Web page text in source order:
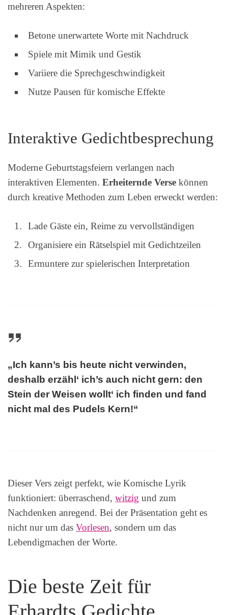
mehreren Aspekten:
Betone unerwartete Worte mit Nachdruck
Spiele mit Mimik und Gestik
Variiere die Sprechgeschwindigkeit
Nutze Pausen für komische Effekte
Interaktive Gedichtbesprechung
Moderne Geburtstagsfeiern verlangen nach
interaktiven Elementen. Erheiternde Verse können
durch kreative Methoden zum Leben erweckt werden:
Lade Gäste ein, Reime zu vervollständigen
Organisiere ein Rätselspiel mit Gedichtzeilen
Ermuntere zur spielerischen Interpretation
„Ich kann’s bis heute nicht verwinden,
deshalb erzähl‘ ich’s auch nicht gern: den
Stein der Weisen wollt‘ ich finden und fand
nicht mal des Pudels Kern!“
Dieser Vers zeigt perfekt, wie Komische Lyrik
funktioniert: überraschend, witzig und zum
Nachdenken anregend. Bei der Präsentation geht es
nicht nur um das Vorlesen, sondern um das
Lebendigmachen der Worte.
Die beste Zeit für